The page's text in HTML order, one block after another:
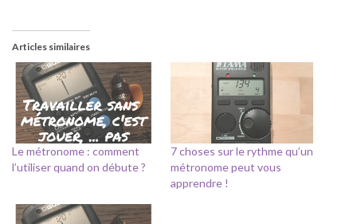
Articles similaires
Le métronome : comment
l’utiliser quand on débute ?
7 choses sur le rythme qu’un
métronome peut vous
apprendre !